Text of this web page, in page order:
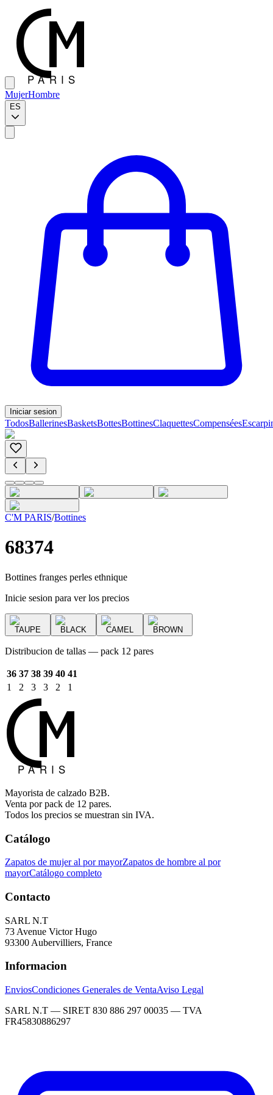
MujerHombre
ES
Iniciar sesion
TodosBallerinesBasketsBottesBottinesClaquettesCompensées
C'M PARIS/Bottines
68374
Bottines franges perles ethnique
Inicie sesion para ver los precios
TAUPE BLACK CAMEL BROWN
Distribucion de tallas — pack 12 pares
36 37 38 39 40 41
1
2 3 3 2 1
Mayorista de calzado B2B.
Venta por pack de 12 pares.
Todos los precios se muestran sin IVA.
Catálogo
Zapatos de mujer al por mayorZapatos de hombre al por
mayorCatálogo completo
Contacto
SARL N.T
73 Avenue Victor Hugo
93300 Aubervilliers, France
Informacion
EnviosCondiciones Generales de VentaAviso Legal
SARL N.T — SIRET 830 886 297 00035 — TVA
FR45830886297